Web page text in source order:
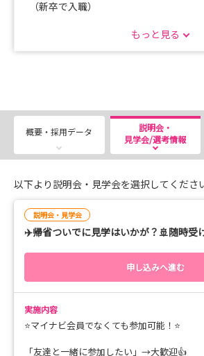
（新卒で入職）
て、自分の成長が感じやすい（新卒で入
こんにちは、昭南病院の求人担当者で
当院のページを見て頂き、ありがとうご
鹿児島・宮崎の県境にある当院は、「
ぼ宮崎！」
宮崎県からも通いやすい病院です！
８月９日には、鹿児島県看護就職ガイ
す！
参加予定の皆さん、ぜひ当院ブースに
(*'▽')
「病院の雰囲気が気になる」そんな学
夏休みを利用して、地元への帰省の間に
もっと見る
概要・採用データ
説明会・
見学会/選考情報
以下より説明会・見学会を選択してくださ
説明会・見学会
✈️帰省ついでに見学はいかが？🚢随時受
申し込みへ進む
実施内容
⭐マイナビ会員でなくても参加可能！⭐
「友達と一緒に参加したい」→大歓迎👍